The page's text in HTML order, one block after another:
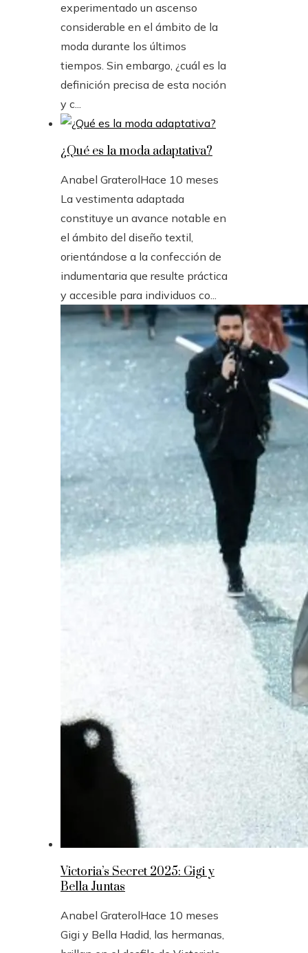
experimentado un ascenso
considerable en el ámbito de la
moda durante los últimos
tiempos. Sin embargo, ¿cuál es la
definición precisa de esta noción
y c...
¿Qué es la moda adaptativa?
Anabel GraterolHace 10 meses
La vestimenta adaptada
constituye un avance notable en
el ámbito del diseño textil,
orientándose a la confección de
indumentaria que resulte práctica
y accesible para individuos co...
Victoria’s Secret 2025: Gigi y
Bella Juntas
Anabel GraterolHace 10 meses
Gigi y Bella Hadid, las hermanas,